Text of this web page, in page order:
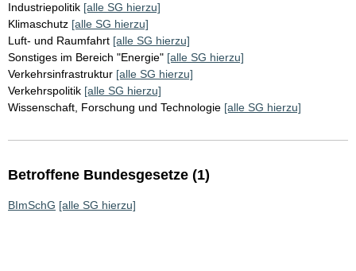
Industriepolitik [alle SG hierzu]
Klimaschutz [alle SG hierzu]
Luft- und Raumfahrt [alle SG hierzu]
Sonstiges im Bereich "Energie" [alle SG hierzu]
Verkehrsinfrastruktur [alle SG hierzu]
Verkehrspolitik [alle SG hierzu]
Wissenschaft, Forschung und Technologie [alle SG hierzu]
Betroffene Bundesgesetze (1)
BImSchG [alle SG hierzu]